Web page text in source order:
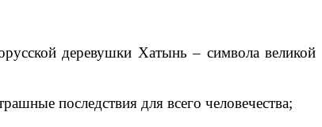
деревушки Хатынь – символа великой
последствия для всего человечества;